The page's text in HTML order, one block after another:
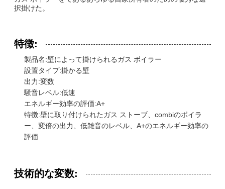
択掛けた。
特徴:
製品名:壁によって掛けられるガス ボイラー
設置タイプ:掛かる壁
出力:変数
騒音レベル:低速
エネルギー効率の評価:A+
特徴:壁に取り付けられたガス ストーブ、combiのボイラ
ー、変倍の出力、低雑音のレベル、A+のエネルギー効率の
評価
技術的な変数: